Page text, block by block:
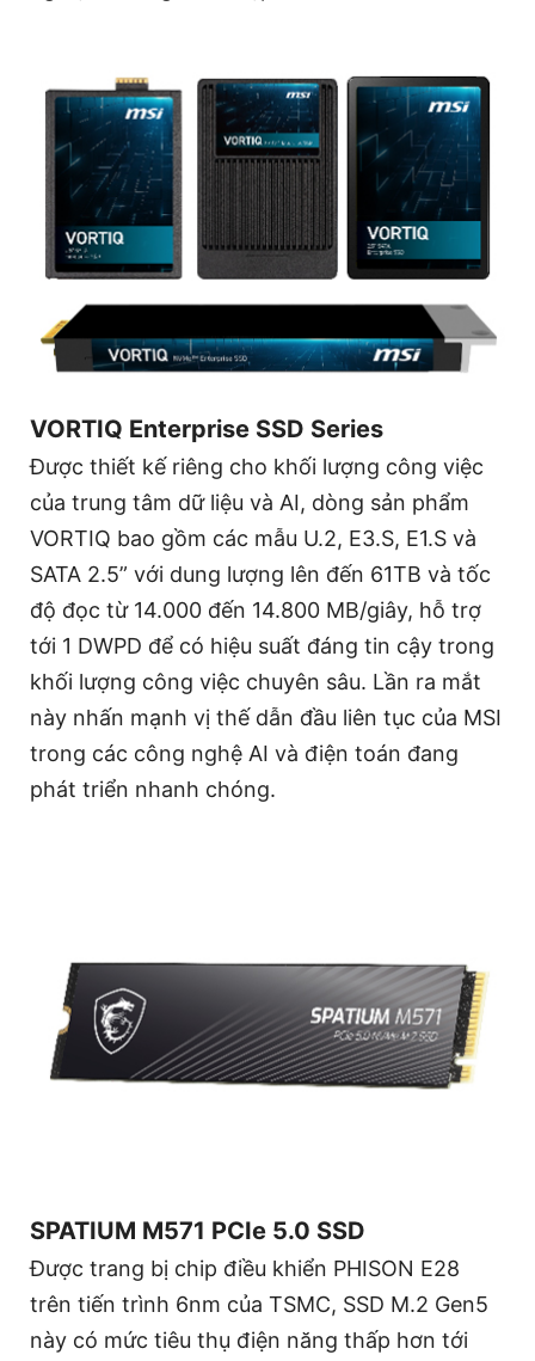
VORTIQ Enterprise SSD Series
Được thiết kế riêng cho khối lượng công việc
của trung tâm dữ liệu và AI, dòng sản phẩm
VORTIQ bao gồm các mẫu U.2, E3.S, E1.S và
SATA 2.5” với dung lượng lên đến 61TB và tốc
độ đọc từ 14.000 đến 14.800 MB/giây, hỗ trợ
tới 1 DWPD để có hiệu suất đáng tin cậy trong
khối lượng công việc chuyên sâu. Lần ra mắt
này nhấn mạnh vị thế dẫn đầu liên tục của MSI
trong các công nghệ AI và điện toán đang
phát triển nhanh chóng.
SPATIUM M571 PCIe 5.0 SSD
Được trang bị chip điều khiển PHISON E28
trên tiến trình 6nm của TSMC, SSD M.2 Gen5
này có mức tiêu thụ điện năng thấp hơn tới